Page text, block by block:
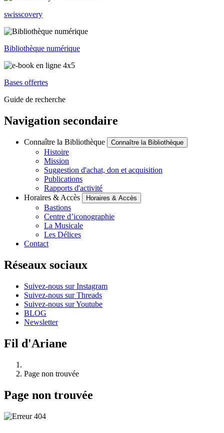
swisscovery
Bibliothèque numérique
Bases offertes
Guide de recherche
Navigation secondaire
Connaître la Bibliothèque Connaître la Bibliothèque
Histoire
Mission
Suggestion d'achat, don et acquisition
Publications
Rapports d'activité
Horaires & Accès
Horaires & Accès
Bastions
Centre d’iconographie
La Musicale
Les Délices
Contact
Réseaux sociaux
Suivez-nous sur Instagram
Suivez-nous sur Threads
Suivez-nous sur Youtube
BLOG
Newsletter
Fil d'Ariane
Page non trouvée
Page non trouvée